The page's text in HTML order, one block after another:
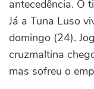
antecedência. O
Já a Tuna Luso
domingo (24).
cruzmaltina
mas sofreu o